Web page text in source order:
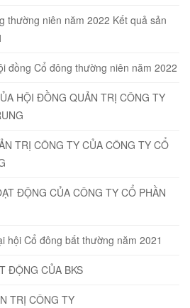
thường niên năm 2022 Kết quả sản
đồng Cổ đông thường niên năm 2022
HỘI ĐỒNG QUẢN TRỊ CÔNG TY
TRỊ CÔNG TY CỦA CÔNG TY CỔ
ĐỘNG CỦA CÔNG TY CỔ PHẦN
hội Cổ đông bất thường năm 2021
ĐỘNG CỦA BKS
TRỊ CÔNG TY